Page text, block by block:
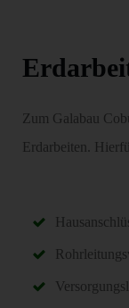
Zum Galabau
Erdarbeiten.